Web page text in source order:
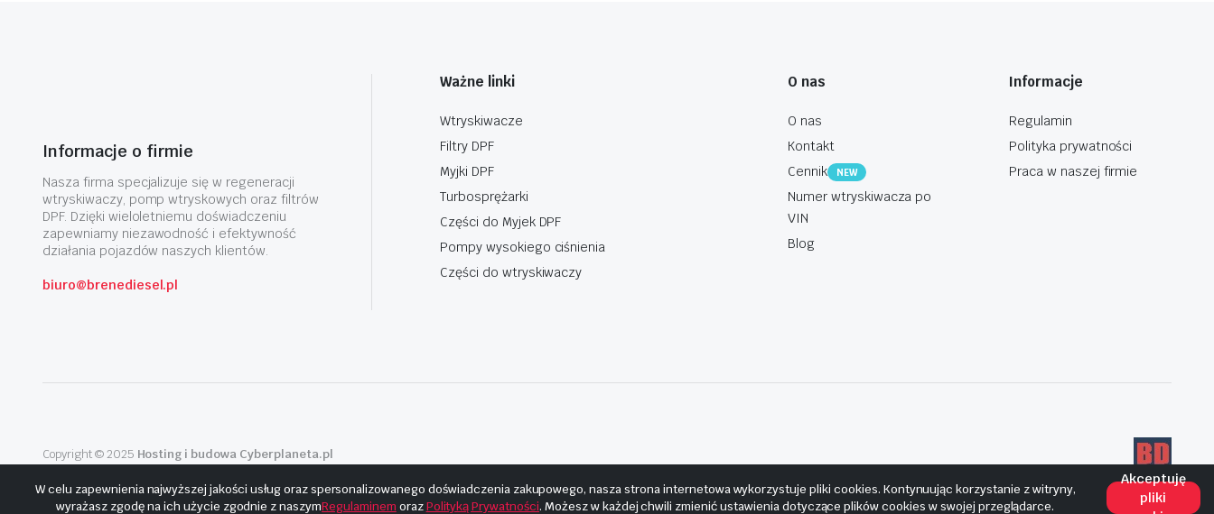
Informacje o firmie
Nasza firma specjalizuje się w regeneracji
wtryskiwaczy, pomp wtryskowych oraz filtrów
DPF. Dzięki wieloletniemu doświadczeniu
zapewniamy niezawodność i efektywność
działania pojazdów naszych klientów.
biuro@brenediesel.pl
Ważne linki
Wtryskiwacze
Filtry DPF
Myjki DPF
Turbosprężarki
Części do Myjek DPF
Pompy wysokiego ciśnienia
Części do wtryskiwaczy
O nas
O nas
Kontakt
Cennik
NEW
Numer wtryskiwacza po
VIN
Blog
Informacje
Regulamin
Polityka prywatności
Praca w naszej firmie
Copyright © 2025 Hosting i budowa Cyberplaneta.pl
W celu zapewnienia najwyższej jakości usług oraz spersonalizowanego doświadczenia zakupowego, nasza strona internetowa wykorzystuje pliki cookies. Kontynuując korzystanie z witryny,
wyrażasz zgodę na ich użycie zgodnie z naszymRegulaminem orazPolityką Prywatności. Możesz w każdej chwili zmienić ustawienia dotyczące plików cookies w swojej przeglądarce.
Akceptuję
pliki